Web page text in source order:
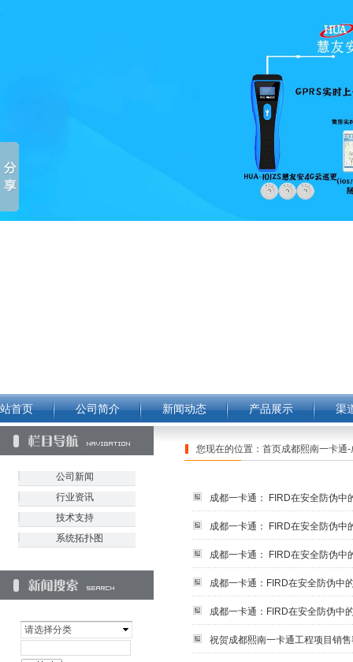
首页 公司简介 新闻动态 产品展示 渠
公司新闻
行业资讯
技术支持
系统拓扑图
请选择分类
成都一卡通： FIRD在安全防伪中
成都一卡通： FIRD在安全防伪中
成都一卡通： FIRD在安全防伪中
成都一卡通：FIRD在安全防伪中
成都一卡通：FIRD在安全防伪中
祝贺成都熙南一卡通工程项目销
您现在的位置： 首页成都熙南一卡通